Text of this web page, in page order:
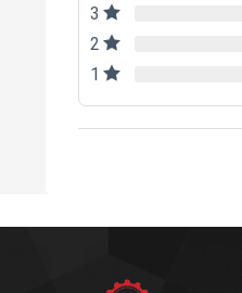
3
2
1